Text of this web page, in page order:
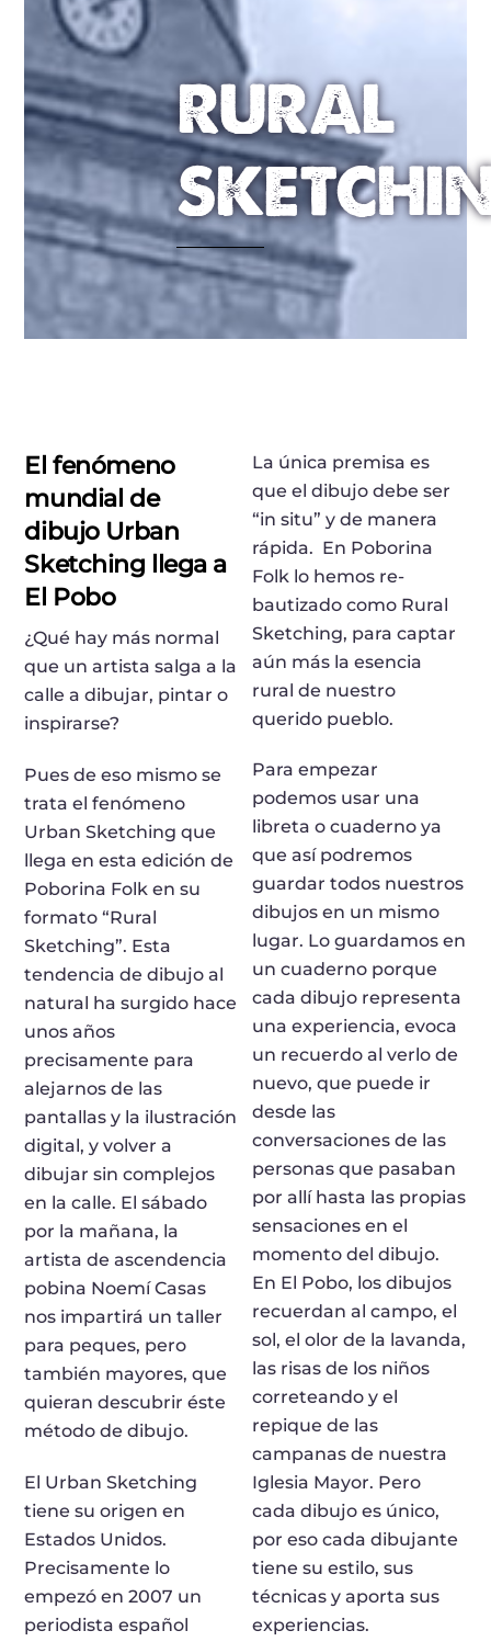
RURAL
El fenómeno
mundial de
dibujo Urban
Sketching llega a
El Pobo
¿Qué hay más normal
que un artista salga a la
calle a dibujar, pintar o
inspirarse?
Pues de eso mismo se
trata el fenómeno
Urban Sketching que
llega en esta edición de
Poborina Folk en su
formato “Rural
Sketching”. Esta
tendencia de dibujo al
natural ha surgido hace
unos años
precisamente para
alejarnos de las
pantallas y la ilustración
digital, y volver a
dibujar sin complejos
en la calle. El sábado
por la mañana, la
artista de ascendencia
pobina Noemí Casas
nos impartirá un taller
para peques, pero
también mayores, que
quieran descubrir éste
método de dibujo.
El Urban Sketching
tiene su origen en
Estados Unidos.
Precisamente lo
empezó en 2007 un
periodista español
La única premisa es
que el dibujo debe ser
“in situ” y de manera
rápida. En Poborina
Folk lo hemos re-
bautizado como Rural
Sketching, para captar
aún más la esencia
rural de nuestro
querido pueblo.
Para empezar
podemos usar una
libreta o cuaderno ya
que así podremos
guardar todos nuestros
dibujos en un mismo
lugar. Lo guardamos en
un cuaderno porque
cada dibujo representa
una experiencia, evoca
un recuerdo al verlo de
nuevo, que puede ir
desde las
conversaciones de las
personas que pasaban
por allí hasta las propias
sensaciones en el
momento del dibujo.
En El Pobo, los dibujos
recuerdan al campo, el
sol, el olor de la lavanda,
las risas de los niños
correteando y el
repique de las
campanas de nuestra
Iglesia Mayor. Pero
cada dibujo es único,
por eso cada dibujante
tiene su estilo, sus
técnicas y aporta sus
experiencias.